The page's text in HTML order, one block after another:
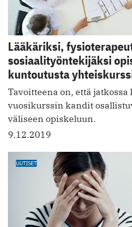
Lääkäriksi,
sosiaalityöntekijäksi
kuntoutusta
Tavoitteena on, että
vuosikurssin kandit
väliseen opiskeluun.
9.12.2019
UUTISET